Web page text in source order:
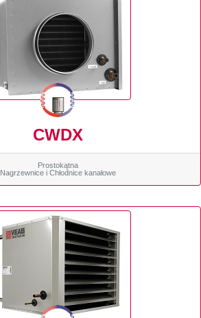
CWDX
Prostokątna
Nagrzewnice i Chłodnice kanałowe